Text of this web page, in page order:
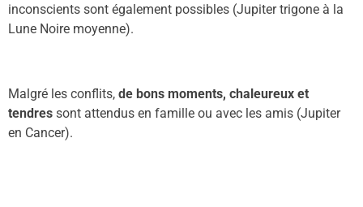
inconscients sont également possibles (Jupiter trigone à la
Lune Noire moyenne).
Malgré les conflits, de bons moments, chaleureux et
tendres sont attendus en famille ou avec les amis (Jupiter
en Cancer).